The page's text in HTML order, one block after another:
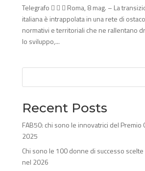
Telegrafo    Roma, 8 mag. – La
italiana è intrappolata in una rete di
normativi e territoriali che ne rallentano
lo sviluppo,...
Recent Posts
FAB50: chi sono le innovatrici del Premio
2025
Chi sono le 100 donne di successo
nel 2026